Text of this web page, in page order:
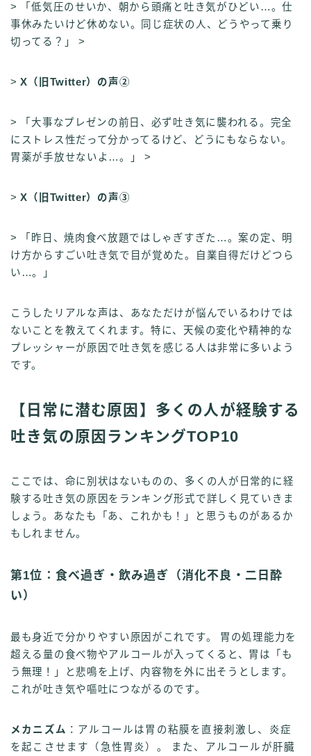
> 「低気圧のせいか、朝から頭痛と吐き気がひどい…。仕
事休みたいけど休めない。同じ症状の人、どうやって乗り
切ってる？」 >
>X（旧Twitter）の声②
> 「大事なプレゼンの前日、必ず吐き気に襲われる。完全
にストレス性だって分かってるけど、どうにもならない。
胃薬が手放せないよ…。」 >
>X（旧Twitter）の声③
> 「昨日、焼肉食べ放題ではしゃぎすぎた…。案の定、明
け方からすごい吐き気で目が覚めた。自業自得だけどつら
い…。」
こうしたリアルな声は、あなただけが悩んでいるわけでは
ないことを教えてくれます。特に、天候の変化や精神的な
プレッシャーが原因で吐き気を感じる人は非常に多いよう
です。
【日常に潜む原因】多くの人が経験する
吐き気の原因ランキングTOP10
ここでは、命に別状はないものの、多くの人が日常的に経
験する吐き気の原因をランキング形式で詳しく見ていきま
しょう。あなたも「あ、これかも！」と思うものがあるか
もしれません。
第1位：食べ過ぎ・飲み過ぎ（消化不良・二日酔
い）
最も身近で分かりやすい原因がこれです。 胃の処理能力を
超える量の食べ物やアルコールが入ってくると、胃は「も
う無理！」と悲鳴を上げ、内容物を外に出そうとします。
これが吐き気や嘔吐につながるのです。
メカニズム ：アルコールは胃の粘膜を直接刺激し、炎症
を起こさせます（急性胃炎）。 また、アルコールが肝臓